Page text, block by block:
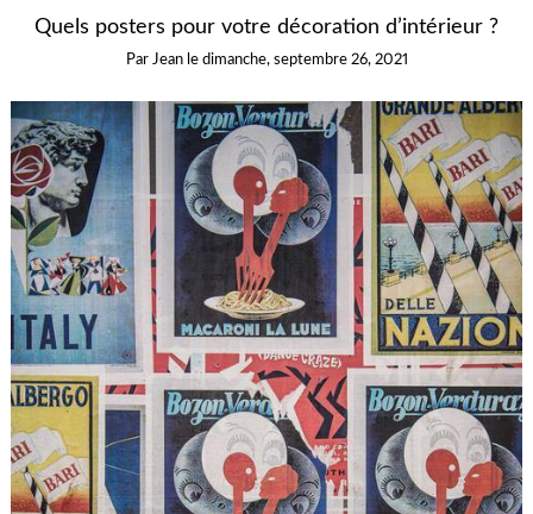
Quels posters pour votre décoration d’intérieur ?
Par Jean le dimanche, septembre 26, 2021